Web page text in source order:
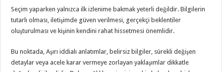
Seçim yaparken yalnızca ilk izlenime bakmak yeterli değildir. Bilgilerin
tutarlı olması, iletişimde güven verilmesi, gerçekçi beklentiler
oluşturulması ve kişinin kendini rahat hissetmesi önemlidir.
Bu noktada, Aşırı iddialı anlatımlar, belirsiz bilgiler, sürekli değişen
detaylar veya acele karar vermeye zorlayan yaklaşımlar dikkatle